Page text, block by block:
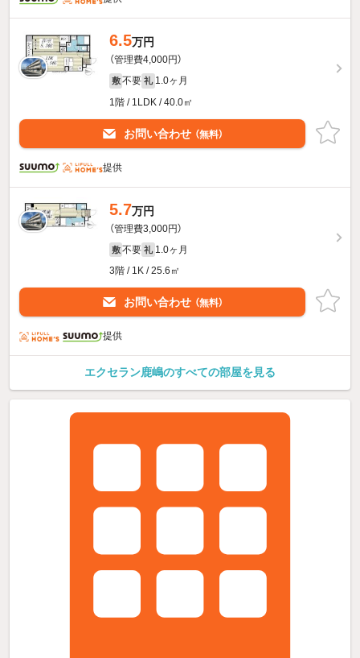
6.5万円
（管理費4,000円）
敷 不要 礼 1.0ヶ月
1階 / 1LDK / 40.0㎡
お問い合わせ （無料）
提供
5.7万円
（管理費3,000円）
敷 不要 礼 1.0ヶ月
3階 / 1K / 25.6㎡
お問い合わせ （無料）
提供
エクセラン鹿嶋のすべての部屋を見る